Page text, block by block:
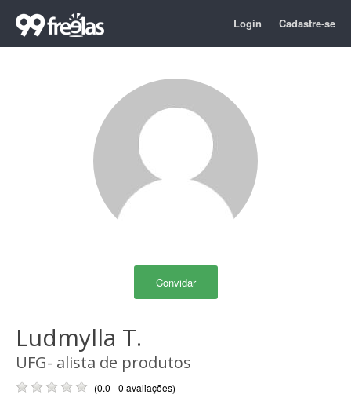
Login Cadastre-se
Convidar
Ludmylla T.
UFG- alista de produtos
(0.0 - 0 avaliações)